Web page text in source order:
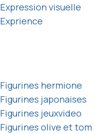
Expression visuelle
Exprience
Figurines hermione
Figurines japonaises
Figurines jeuxvideo
Figurines olive et tom